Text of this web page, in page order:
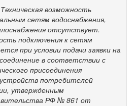
возможность
сетям водоснабжения,
отсутствует.
подключения к сетям
при условии подачи заявки на
в соответствии с
присоединения
потребителей
утвержденным
РФ № 861 от